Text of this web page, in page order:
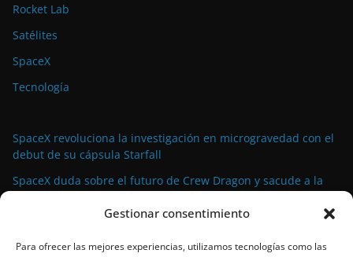
Gestionar consentimiento
Para ofrecer las mejores experiencias, utilizamos tecnologías como las
Rocket Lab
Satélites
SpaceX
Tecnología
SpaceX revoluciona la investigación en microgravedad con el
debut de su cápsula Starfall
SpaceX duda sobre el futuro de Crew Dragon y sacude a la
La demanda militar impulsa el auge de la propulsión
avanzada para satélites de pequeño tamaño